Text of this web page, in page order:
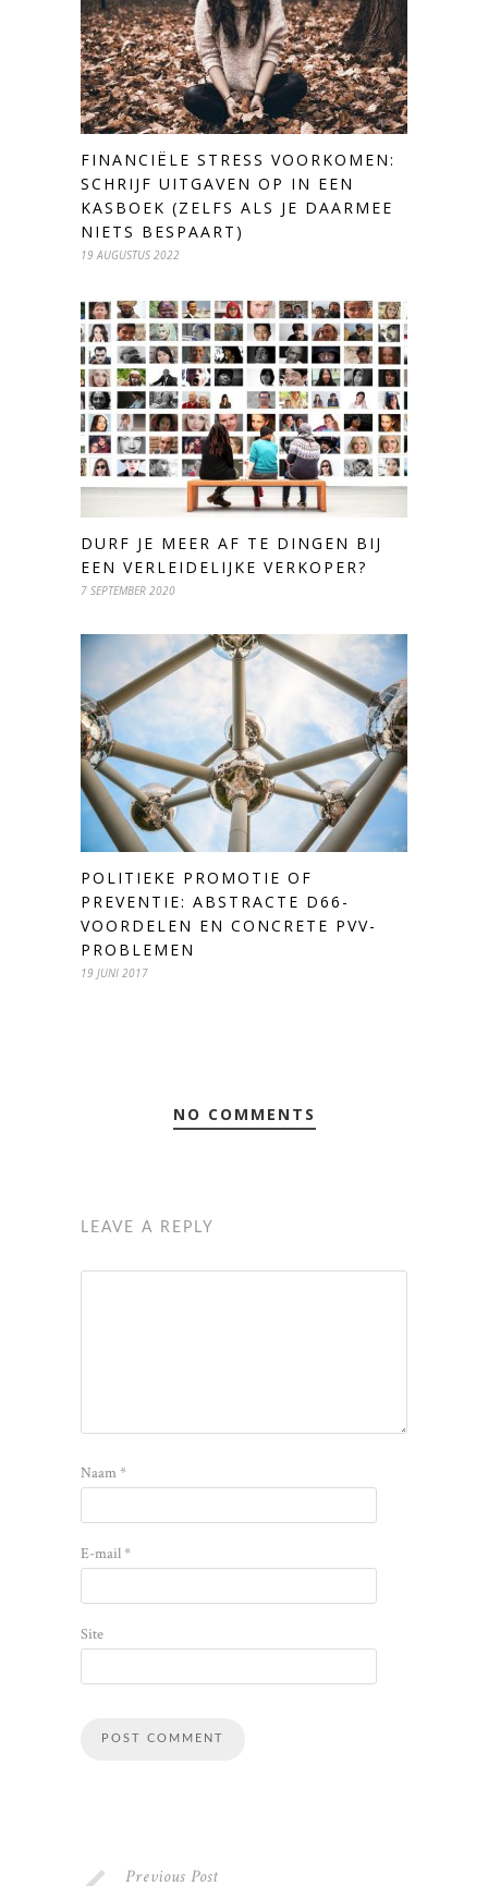
FINANCIËLE STRESS VOORKOMEN:
SCHRIJF UITGAVEN OP IN EEN
KASBOEK (ZELFS ALS JE DAARMEE
NIETS BESPAART)
19 AUGUSTUS 2022
DURF JE MEER AF TE DINGEN BIJ
EEN VERLEIDELIJKE VERKOPER?
7 SEPTEMBER 2020
POLITIEKE PROMOTIE OF
PREVENTIE: ABSTRACTE D66-
VOORDELEN EN CONCRETE PVV-
PROBLEMEN
19 JUNI 2017
NO COMMENTS
LEAVE A REPLY
Naam*
E-mail*
Site
Previous Post